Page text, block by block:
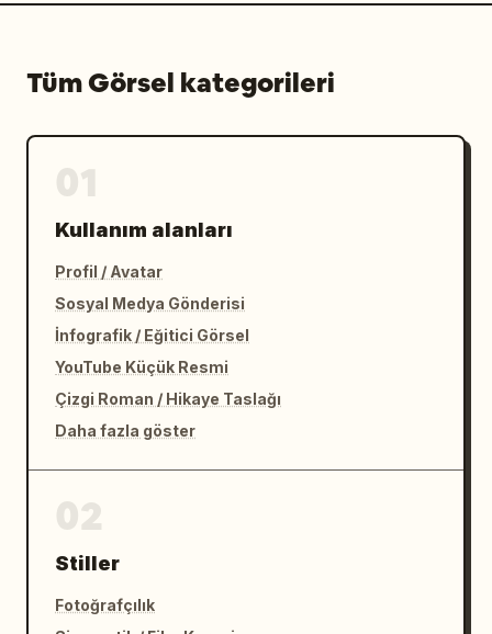
Tüm Görsel kategorileri
Kullanım alanları
Profil / Avatar
Sosyal Medya Gönderisi
İnfografik / Eğitici Görsel
YouTube Küçük Resmi
Çizgi Roman / Hikaye Taslağı
Daha fazla göster
Stiller
Fotoğrafçılık